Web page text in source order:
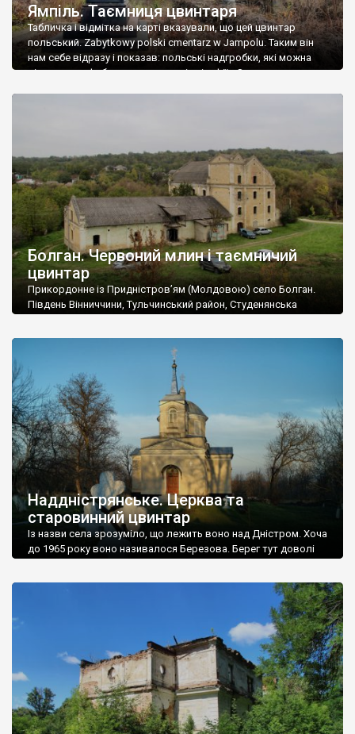
Ямпіль. Таємниця цвинтаря
Табличка і відмітка на карті вказували, що цей цвинтар
польський. Zabytkowy polski cmentarz w Jampolu. Таким він
нам себе відразу і показав: польські надгробки, які можна
віднести до фабричних, польські епітафії… Загалом цвинтар
Болган. Червоний млин і таємничий
цвинтар
Прикордонне із Придністров’ям (Молдовою) село Болган.
Південь Вінниччини, Тульчинський район, Студенянська
старовинний цвинтар із кам’яними хрестами. Всі епітафії, які
збереглися, написані кирилицею, церковнослов’янською
мовою. За всіма традиційними ознаками – цвинтар
український. Хрести датуються 19 століттям. У 1924-1940
роках Болган […]
Наддністрянське. Церква та
старовинний цвинтар
Із назви села зрозуміло, що лежить воно над Дністром. Хоча
до 1965 року воно називалося Березова. Берег тут доволі
Наддністрянське відрізняється від більшості навколишніх
сіл. У селі є мурована Михайлівська церква. Точної дати […]